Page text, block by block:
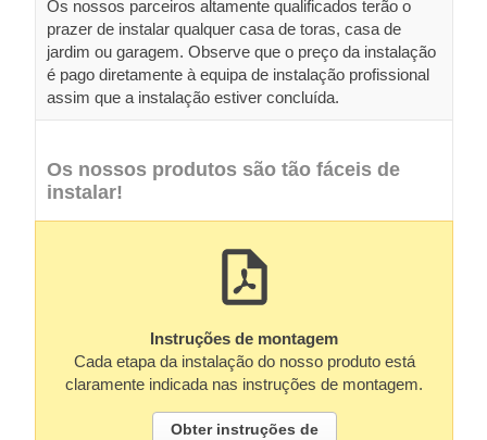
Os nossos parceiros altamente qualificados terão o
prazer de instalar qualquer casa de toras, casa de
jardim ou garagem. Observe que o preço da instalação
é pago diretamente à equipa de instalação profissional
assim que a instalação estiver concluída.
Os nossos produtos são tão fáceis de
instalar!
Instruções de montagem
Cada etapa da instalação do nosso produto está
claramente indicada nas instruções de montagem.
Obter instruções de